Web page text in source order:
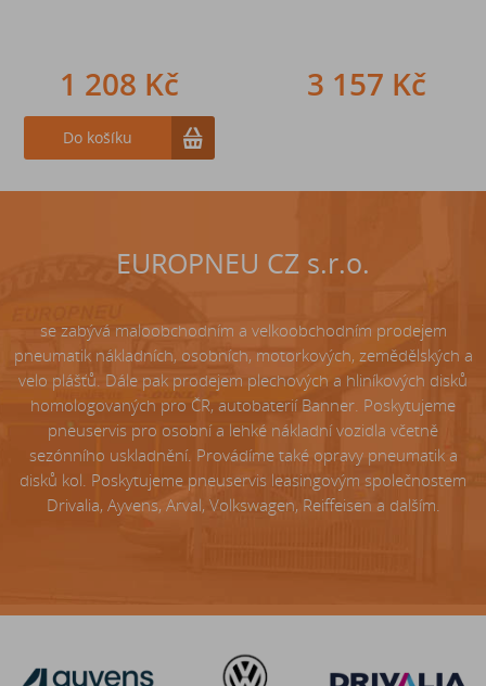
1 208 Kč
Do košíku
3 157 Kč
242 Kč
EUROPNEU CZ s.r.o.
se zabývá maloobchodním a velkoobchodním prodejem
pneumatik nákladních, osobních, motorkových, zemědělských a
velo plášťů. Dále pak prodejem plechových a hliníkových disků
homologovaných pro ČR, autobaterií Banner. Poskytujeme
pneuservis pro osobní a lehké nákladní vozidla včetně
sezónního uskladnění. Provádíme také opravy pneumatik a
disků kol. Poskytujeme pneuservis leasingovým společnostem
Drivalia, Ayvens, Arval, Volkswagen, Reiffeisen a dalším.